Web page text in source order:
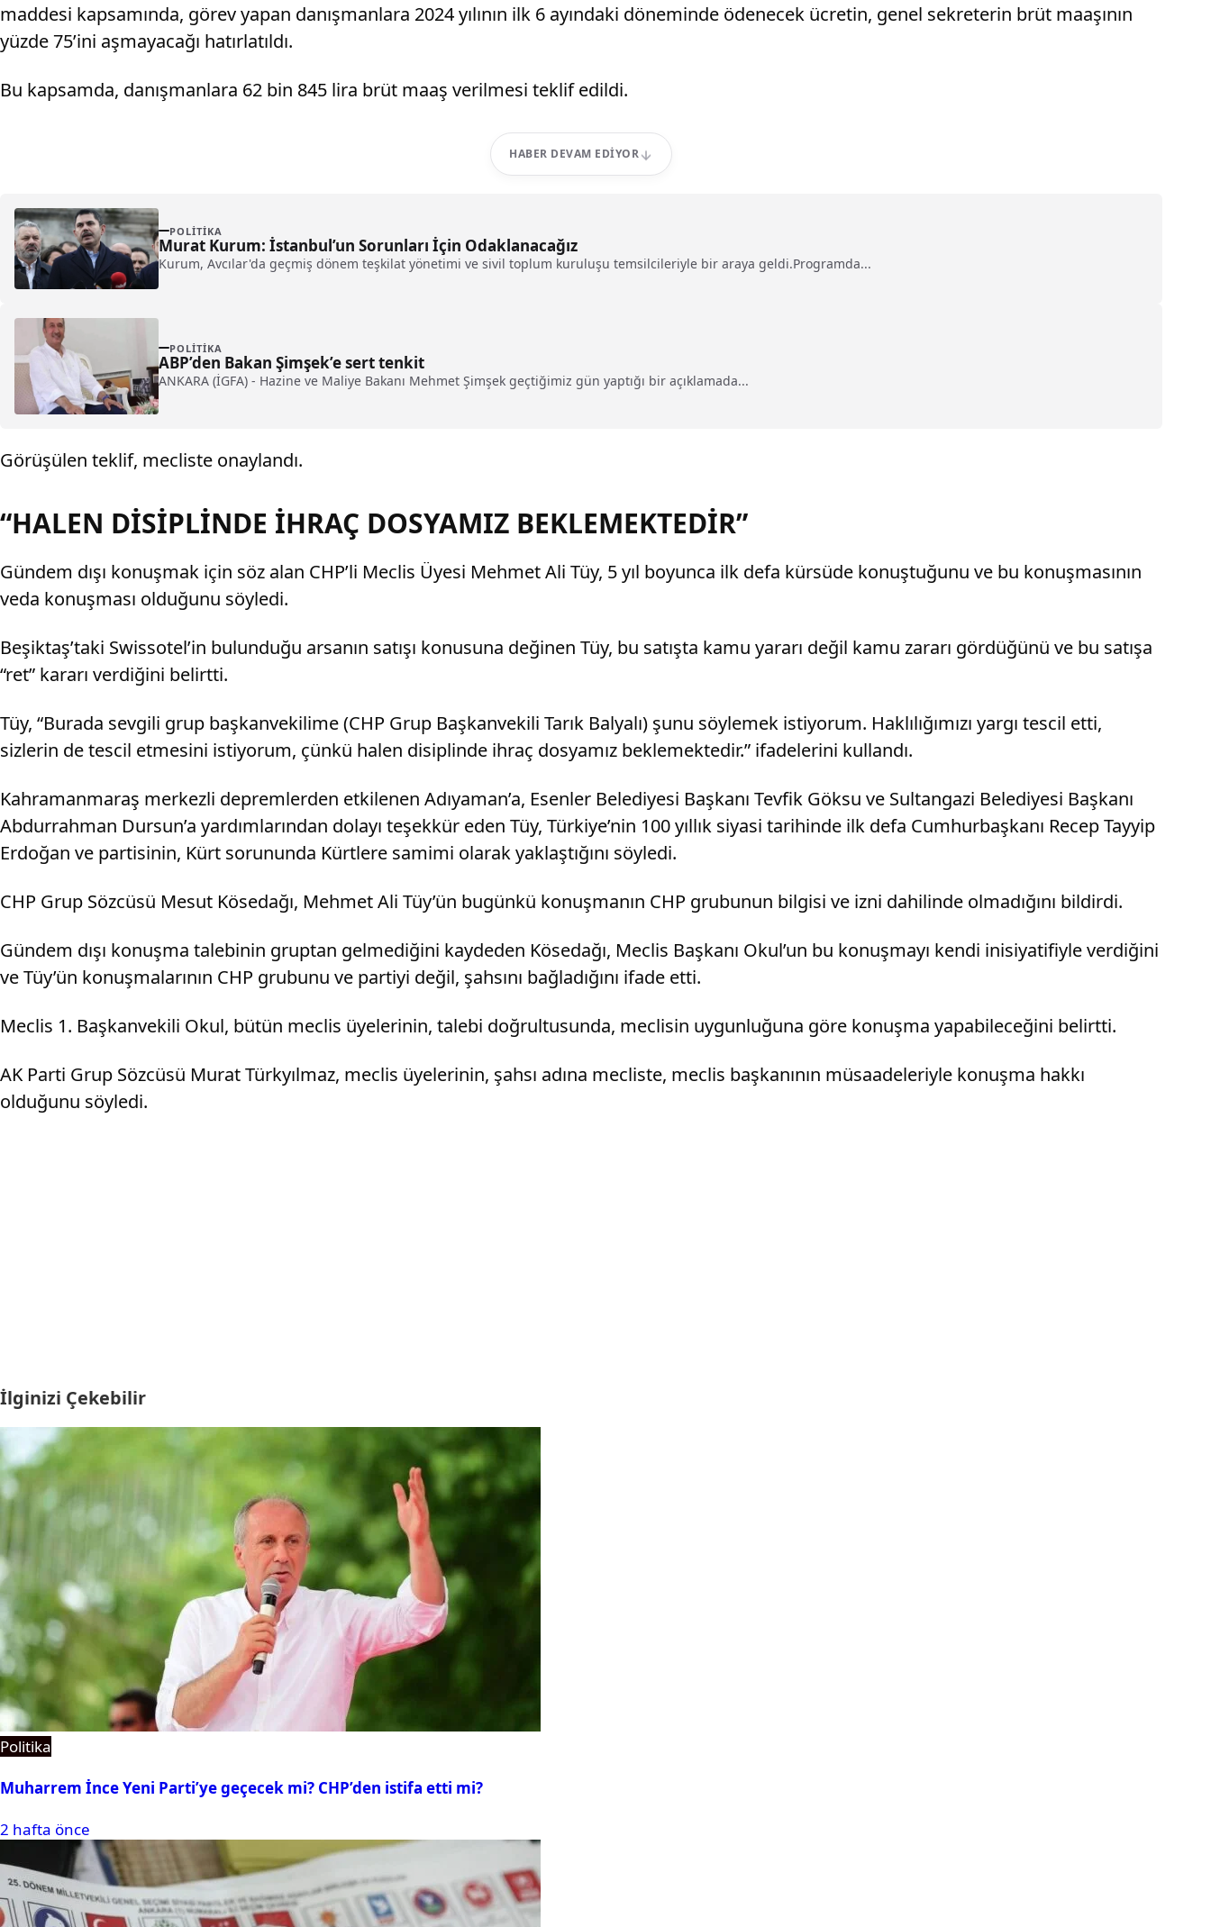
maddesi kapsamında, görev yapan danışmanlara 2024 yılının ilk 6 ayındaki döneminde ödenecek ücretin, genel sekreterin brüt maaşının
yüzde 75’ini aşmayacağı hatırlatıldı.
Bu kapsamda, danışmanlara 62 bin 845 lira brüt maaş verilmesi teklif edildi.
HABER DEVAM EDIYOR
POLITIKA
Murat Kurum: İstanbul’un Sorunları İçin Odaklanacağız
Kurum, Avcılar'da geçmiş dönem teşkilat yönetimi ve sivil toplum kuruluşu temsilcileriyle bir araya geldi.Programda...
POLITIKA
ABP’den Bakan Şimşek’e sert tenkit
ANKARA (İGFA) - Hazine ve Maliye Bakanı Mehmet Şimşek geçtiğimiz gün yaptığı bir açıklamada...
Görüşülen teklif, mecliste onaylandı.
“HALEN DİSİPLİNDE İHRAÇ DOSYAMIZ BEKLEMEKTEDİR”
Gündem dışı konuşmak için söz alan CHP’li Meclis Üyesi Mehmet Ali Tüy, 5 yıl boyunca ilk defa kürsüde konuştuğunu ve bu konuşmasının
veda konuşması olduğunu söyledi.
Beşiktaş’taki Swissotel’in bulunduğu arsanın satışı konusuna değinen Tüy, bu satışta kamu yararı değil kamu zararı gördüğünü ve bu satışa
“ret” kararı verdiğini belirtti.
Tüy, “Burada sevgili grup başkanvekilime (CHP Grup Başkanvekili Tarık Balyalı) şunu söylemek istiyorum. Haklılığımızı yargı tescil etti,
sizlerin de tescil etmesini istiyorum, çünkü halen disiplinde ihraç dosyamız beklemektedir.” ifadelerini kullandı.
Kahramanmaraş merkezli depremlerden etkilenen Adıyaman’a, Esenler Belediyesi Başkanı Tevfik Göksu ve Sultangazi Belediyesi Başkanı
Abdurrahman Dursun’a yardımlarından dolayı teşekkür eden Tüy, Türkiye’nin 100 yıllık siyasi tarihinde ilk defa Cumhurbaşkanı Recep Tayyip
Erdoğan ve partisinin, Kürt sorununda Kürtlere samimi olarak yaklaştığını söyledi.
CHP Grup Sözcüsü Mesut Kösedağı, Mehmet Ali Tüy’ün bugünkü konuşmanın CHP grubunun bilgisi ve izni dahilinde olmadığını bildirdi.
Gündem dışı konuşma talebinin gruptan gelmediğini kaydeden Kösedağı, Meclis Başkanı Okul’un bu konuşmayı kendi inisiyatifiyle verdiğini
ve Tüy’ün konuşmalarının CHP grubunu ve partiyi değil, şahsını bağladığını ifade etti.
Meclis 1. Başkanvekili Okul, bütün meclis üyelerinin, talebi doğrultusunda, meclisin uygunluğuna göre konuşma yapabileceğini belirtti.
AK Parti Grup Sözcüsü Murat Türkyılmaz, meclis üyelerinin, şahsı adına mecliste, meclis başkanının müsaadeleriyle konuşma hakkı
olduğunu söyledi.
İlginizi Çekebilir
Politika
Muharrem İnce Yeni Parti’ye geçecek mi? CHP’den istifa etti mi?
2 hafta önce